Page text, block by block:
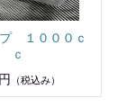
１０００ｃ
ｃ
（税込み）